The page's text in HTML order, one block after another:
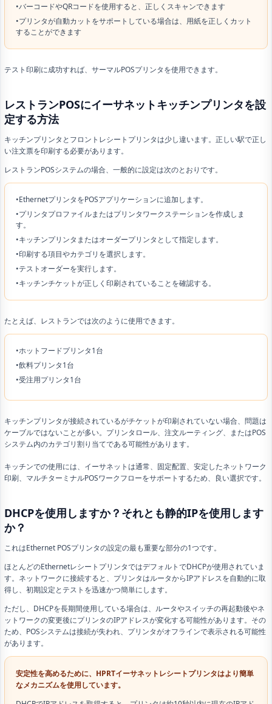
•バーコードやQRコードを使用すると、正しくスキャンできます
•プリンタが自動カットをサポートしている場合は、用紙を正しくカット
することができます
テスト印刷に成功すれば、サーマルPOSプリンタを使用できます。
レストランPOSにイーサネットキッチンプリンタを設
定する方法
キッチンプリンタとフロントレシートプリンタは少し違います。正しい駅で正し
い注文票を印刷する必要があります。
レストランPOSシステムの場合、一般的に設定は次のとおりです。
•EthernetプリンタをPOSアプリケーションに追加します。
•プリンタプロファイルまたはプリンタワークステーションを作成しま
す。
•キッチンプリンタまたはオーダープリンタとして指定します。
•印刷する項目やカテゴリを選択します。
•テストオーダーを実行します。
•キッチンチケットが正しく印刷されていることを確認する。
たとえば、レストランでは次のように使用できます。
•ホットフードプリンタ1台
•飲料プリンタ1台
•受注用プリンタ1台
キッチンプリンタが接続されているがチケットが印刷されていない場合、問題は
ケーブルではないことが多い。プリンタロール、注文ルーティング、またはPOS
システム内のカテゴリ割り当てである可能性があります。
キッチンでの使用には、イーサネットは通常、固定配置、安定したネットワーク
印刷、マルチターミナルPOSワークフローをサポートするため、良い選択です。
DHCPを使用しますか？それとも静的IPを使用します
か？
これはEthernet POSプリンタの設定の最も重要な部分の1つです。
ほとんどのEthernetレシートプリンタではデフォルトでDHCPが使用されていま
す。ネットワークに接続すると、プリンタはルータからIPアドレスを自動的に取
得し、初期設定とテストを迅速かつ簡単にします。
ただし、DHCPを長期間使用している場合は、ルータやスイッチの再起動後やネ
ットワークの変更後にプリンタのIPアドレスが変化する可能性があります。その
ため、POSシステムは接続が失われ、プリンタがオフラインで表示される可能性
があります。
安定性を高めるために、HPRTイーサネットレシートプリンタはより簡単
なメカニズムを使用しています。